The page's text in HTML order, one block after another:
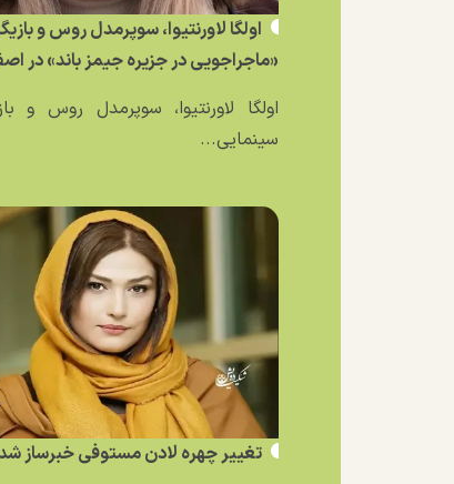
اولگا لاورنتیوا، سوپرمدل روس و
«ماجراجویی در جزیره جیمز باند» در
اولگا لاورنتیوا، سوپرمدل روس و
سینمایی...
تغییر چهره لادن مستوفی خبرساز